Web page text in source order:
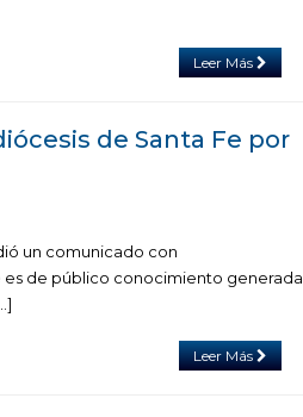
Leer Más
de Santa Fe por
un comunicado con
es de público conocimiento generada
Leer Más